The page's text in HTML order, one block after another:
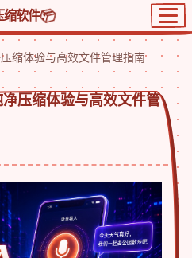
缩软件
缩体验与高效文件管理指南
压缩体验与高效文件管